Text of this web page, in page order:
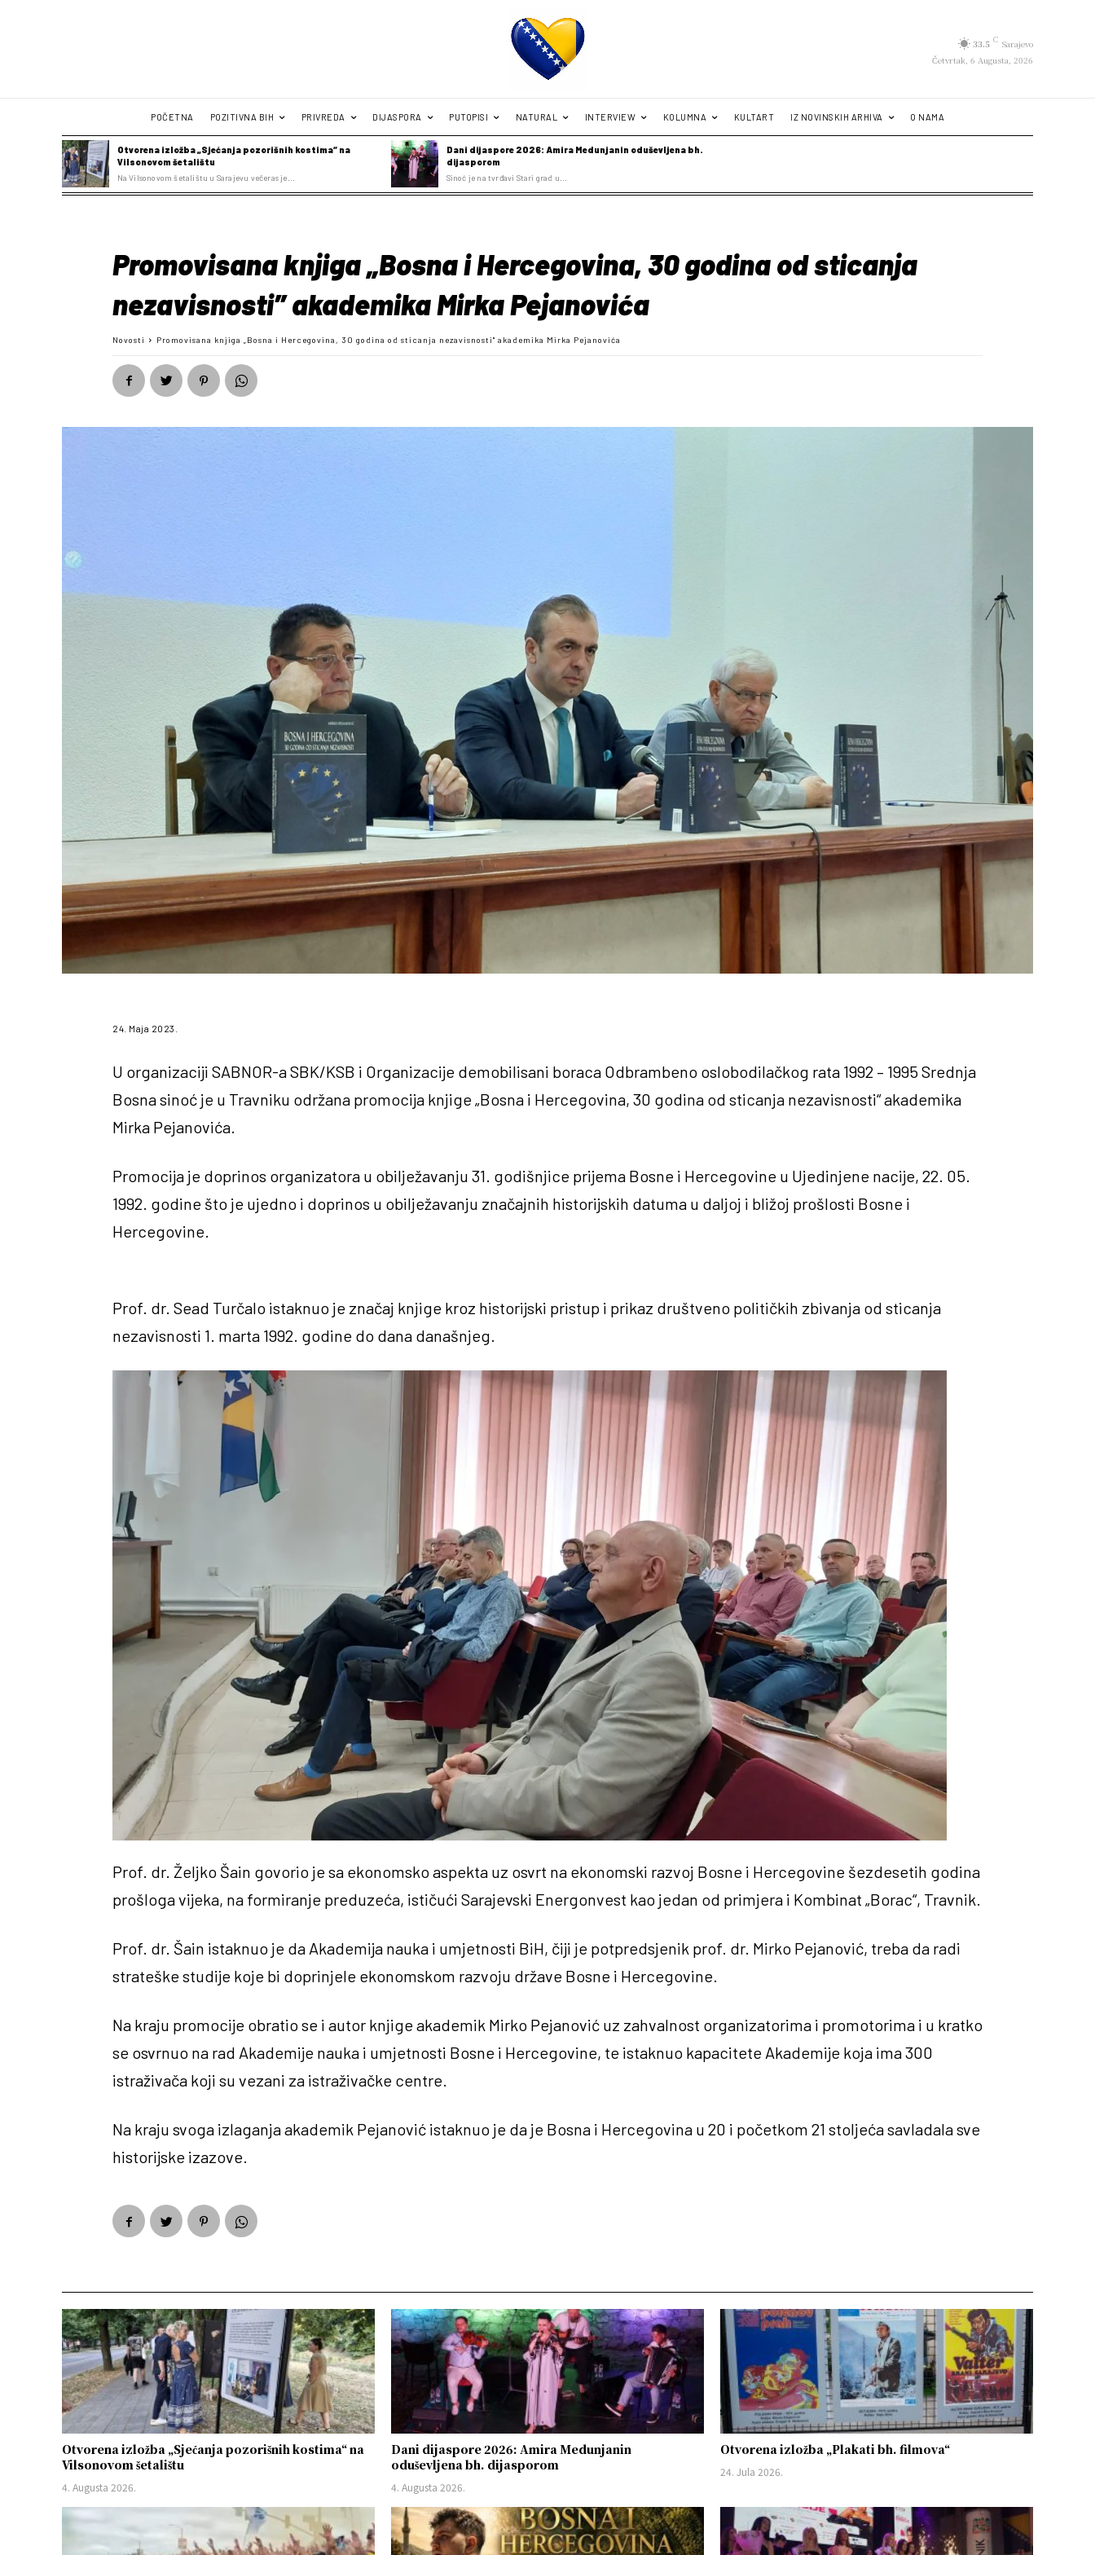
33.5 C Sarajevo
Četvrtak, 6 Augusta, 2026
POČETNA POZITIVNA BIH PRIVREDA DIJASPORA PUTOPISI NATURAL INTERVIEW KOLUMNA KULTART IZ NOVINSKIH ARHIVA O NAMA
Otvorena izložba „Sjećanja pozorišnih kostima“ na
Vilsonovom šetalištu
Na Vilsonovom šetalištu u Sarajevu večeras je...
Dani dijaspore 2026: Amira Medunjanin oduševljena bh.
dijasporom
Sinoć je na tvrđavi Stari grad u...
Promovisana knjiga „Bosna i Hercegovina, 30 godina od sticanja
nezavisnosti” akademika Mirka Pejanovića
Novosti Promovisana knjiga „Bosna i Hercegovina, 30 godina od sticanja nezavisnosti" akademika Mirka Pejanovića
24. Maja 2023.
U organizaciji SABNOR-a SBK/KSB i Organizacije demobilisani boraca Odbrambeno oslobodilačkog rata 1992 – 1995 Srednja
Bosna sinoć je u Travniku održana promocija knjige „Bosna i Hercegovina, 30 godina od sticanja nezavisnosti“ akademika
Mirka Pejanovića.
Promocija je doprinos organizatora u obilježavanju 31. godišnjice prijema Bosne i Hercegovine u Ujedinjene nacije, 22. 05.
1992. godine što je ujedno i doprinos u obilježavanju značajnih historijskih datuma u daljoj i bližoj prošlosti Bosne i
Hercegovine.
Prof. dr. Sead Turčalo istaknuo je značaj knjige kroz historijski pristup i prikaz društveno političkih zbivanja od sticanja
nezavisnosti 1. marta 1992. godine do dana današnjeg.
Prof. dr. Željko Šain govorio je sa ekonomsko aspekta uz osvrt na ekonomski razvoj Bosne i Hercegovine šezdesetih godina
prošloga vijeka, na formiranje preduzeća, ističući Sarajevski Energonvest kao jedan od primjera i Kombinat „Borac“, Travnik.
Prof. dr. Šain istaknuo je da Akademija nauka i umjetnosti BiH, čiji je potpredsjenik prof. dr. Mirko Pejanović, treba da radi
strateške studije koje bi doprinjele ekonomskom razvoju države Bosne i Hercegovine.
Na kraju promocije obratio se i autor knjige akademik Mirko Pejanović uz zahvalnost organizatorima i promotorima i u kratko
se osvrnuo na rad Akademije nauka i umjetnosti Bosne i Hercegovine, te istaknuo kapacitete Akademije koja ima 300
istraživača koji su vezani za istraživačke centre.
Na kraju svoga izlaganja akademik Pejanović istaknuo je da je Bosna i Hercegovina u 20 i početkom 21 stoljeća savladala sve
historijske izazove.
Otvorena izložba „Sjećanja pozorišnih kostima“ na
Vilsonovom šetalištu
4. Augusta 2026.
Dani dijaspore 2026: Amira Medunjanin
oduševljena bh. dijasporom
4. Augusta 2026.
Otvorena izložba „Plakati bh. filmova“
24. Jula 2026.